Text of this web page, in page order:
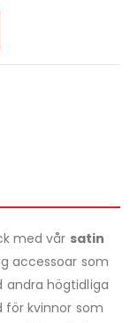
med vår satin
accessoar som
andra högtidliga
för kvinnor som